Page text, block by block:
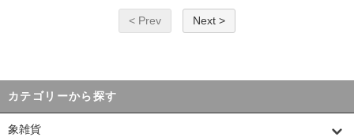
< Prev Next >
カテゴリーから探す
象雑貨